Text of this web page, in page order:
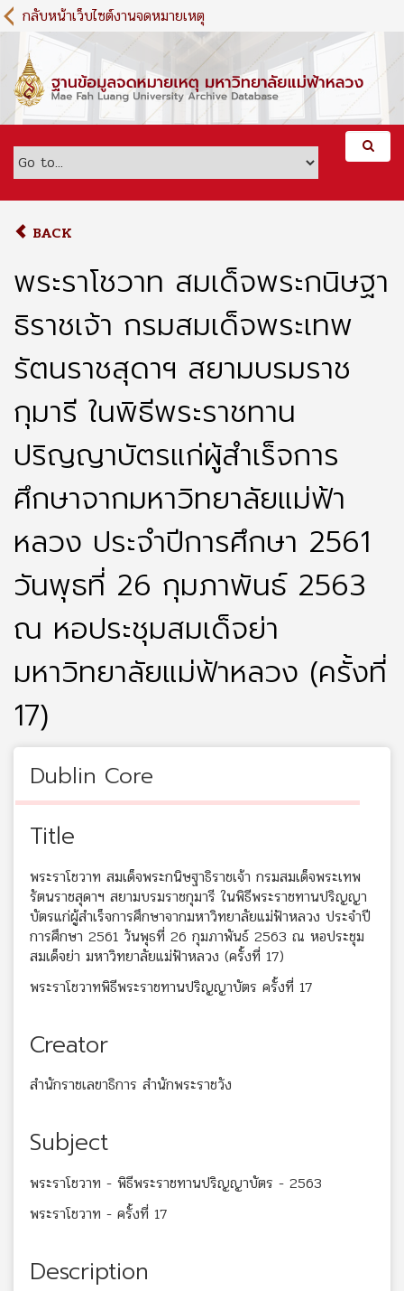
S
k
m
c
กลับหน้าเว็บไซต์งานจดหมายเหตุ
BACK
พระราโชวาท สมเด็จพระกนิษฐา
ธิราชเจ้า กรมสมเด็จพระเทพ
รัตนราชสุดาฯ สยามบรมราช
กุมารี ในพิธีพระราชทาน
ปริญญาบัตรแก่ผู้สำเร็จการ
ศึกษาจากมหาวิทยาลัยแม่ฟ้า
หลวง ประจำปีการศึกษา 2561
วันพุธที่ 26 กุมภาพันธ์ 2563
ณ หอประชุมสมเด็จย่า
มหาวิทยาลัยแม่ฟ้าหลวง (ครั้งที่
17)
Dublin Core
Title
พระราโชวาท สมเด็จพระกนิษฐาธิราชเจ้า กรมสมเด็จพระเทพ
รัตนราชสุดาฯ สยามบรมราชกุมารี ในพิธีพระราชทานปริญญา
บัตรแก่ผู้สำเร็จการศึกษาจากมหาวิทยาลัยแม่ฟ้าหลวง ประจำปี
การศึกษา 2561 วันพุธที่ 26 กุมภาพันธ์ 2563 ณ หอประชุม
สมเด็จย่า มหาวิทยาลัยแม่ฟ้าหลวง (ครั้งที่ 17)
พระราโชวาทพิธีพระราชทานปริญญาบัตร ครั้งที่ 17
Creator
สำนักราชเลขาธิการ สำนักพระราชวัง
Subject
พระราโชวาท - พิธีพระราชทานปริญญาบัตร - 2563
พระราโชวาท - ครั้งที่ 17
Description